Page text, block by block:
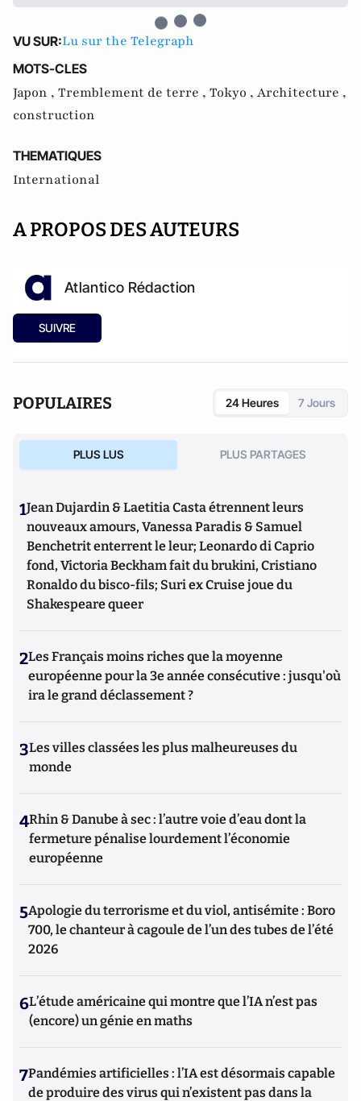
VU SUR:Lu sur the Telegraph
MOTS-CLES
Japon , Tremblement de terre , Tokyo , Architecture ,
construction
THEMATIQUES
International
A PROPOS DES AUTEURS
Atlantico Rédaction
SUIVRE
POPULAIRES 24 Heures 7 Jours
PLUS LUS PLUS PARTAGES
1Jean Dujardin & Laetitia Casta étrennent leurs
nouveaux amours, Vanessa Paradis & Samuel
Benchetrit enterrent le leur; Leonardo di Caprio
fond, Victoria Beckham fait du brukini, Cristiano
Ronaldo du bisco-fils; Suri ex Cruise joue du
Shakespeare queer
2Les Français moins riches que la moyenne
européenne pour la 3e année consécutive : jusqu'où
ira le grand déclassement ?
3Les villes classées les plus malheureuses du
monde
4Rhin & Danube à sec : l’autre voie d’eau dont la
fermeture pénalise lourdement l’économie
européenne
5Apologie du terrorisme et du viol, antisémite : Boro
700, le chanteur à cagoule de l’un des tubes de l’été
2026
6L’étude américaine qui montre que l’IA n’est pas
(encore) un génie en maths
7Pandémies artificielles : l’IA est désormais capable
de produire des virus qui n’existent pas dans la